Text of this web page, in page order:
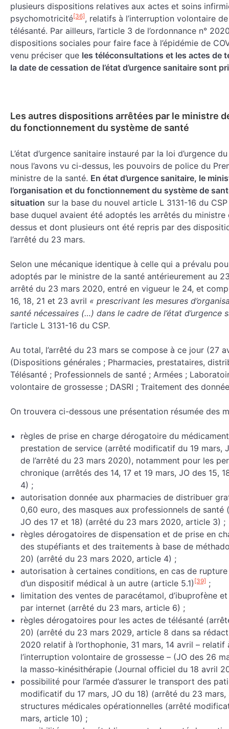
plusieurs dispositions relatives aux actes et soins
psychomotricité[36], relatifs à l’interruption volontaire
télésanté. Par ailleurs, l’article 3 de l’ordonnance n°
dispositions sociales pour faire face à l’épidémie de
venu préciser que les téléconsultations et les actes de
la date de cessation de l’état d’urgence sanitaire sont
Les autres dispositions arrêtées par le ministre
du fonctionnement du système de santé
L’état d’urgence sanitaire instauré par la loi d’urgence
nous l’avons vu ci-dessus, les pouvoirs de police du
ministre de la santé. En état d’urgence sanitaire, le
l’organisation et du fonctionnement du système de
situation sur la base du nouvel article L 3131-16 du
base duquel avaient été adoptés les arrêtés du
dessus et dont plusieurs ont été repris par des
l’arrêté du 23 mars.
Selon une mécanique identique à celle qui a prévalu
adoptés par le ministre de la santé antérieurement au
arrêté du 23 mars 2020, entré en vigueur le 24, et
16, 18, 21 et 23 avril « prescrivant les mesures
santé nécessaires (…) dans le cadre de l’état
l’article L 3131-16 du CSP.
Au total, l’arrêté du 23 mars se compose à ce jour (27
(Dispositions générales ; Pharmacies, prestataires,
Télésanté ; Professionnels de santé ; Armées ;
volontaire de grossesse ; DASRI ; Traitement des
On trouvera ci-dessous une présentation résumée des
règles de prise en charge dérogatoire du
prestation de service (arrêté modificatif du 19 mars,
de l’arrêté du 23 mars 2020), notamment pour les
chronique (arrêtés des 14, 17 et 19 mars, JO des
4) ;
autorisation donnée aux pharmacies de distribuer
0,60 euro, des masques aux professionnels de
JO des 17 et 18) (arrêté du 23 mars 2020, article 3) ;
règles dérogatoires de dispensation et de prise en
des stupéfiants et des traitements à base de
20) (arrêté du 23 mars 2020, article 4) ;
autorisation à certaines conditions, en cas de
d’un dispositif médical à un autre (article 5.1) [39] ;
limitation des ventes de paracétamol, d’ibuprofène
par internet (arrêté du 23 mars, article 6) ;
règles dérogatoires pour les actes de télésanté
20) (arrêté du 23 mars 2029, article 8 dans sa
2020 relatif à l’orthophonie, 31 mars, 14 avril –
l’interruption volontaire de grossesse – (JO des 26
la masso-kinésithérapie (Journal officiel du 18 avril
possibilité pour l’armée d’assurer le transport des
modificatif du 17 mars, JO du 18) (arrêté du 23
structures médicales opérationnelles (arrêté
mars, article 10) ;